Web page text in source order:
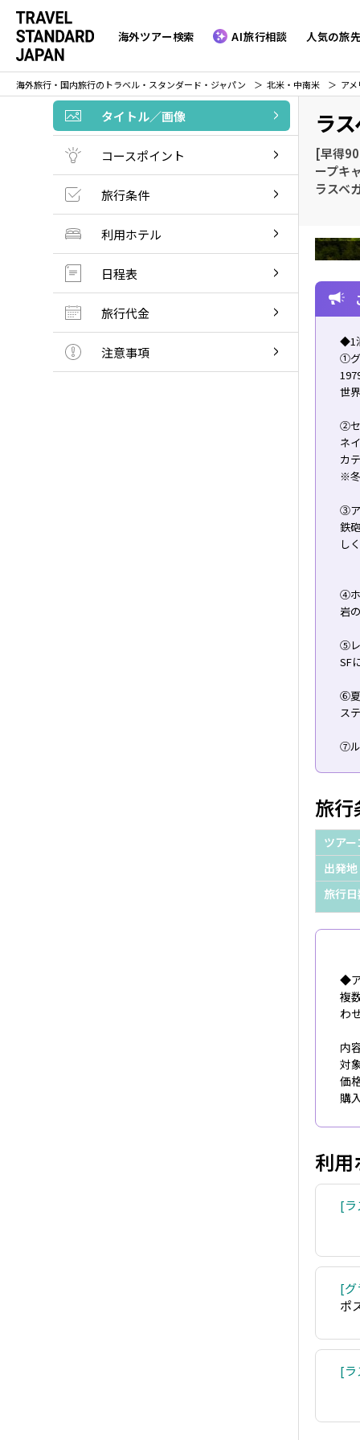
海外ツアー検索 AI旅行相談 人気の旅
海外旅行・国内旅行のトラベル・スタンダード・ジャパン 北米・中南米 ア
タイトル／画像
コースポイント
旅行条件
利用ホテル
日程表
旅行代金
注意事項
ラ
[早得
ープキ
ラスベ
◆1
①グ
世
②
ネ
カ
※
③
鉄
し
➃ホ
岩
⑤レ
SF
⑥夏
ス
⑦ル
旅行
ツア
出発地
旅行
◆
複
わ
内
対
価
購
利用
ポ